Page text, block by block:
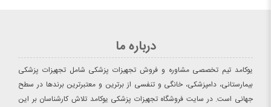
درباره ما
یوکامد تیم تخصصی مشاوره و فروش تجهیزات پزشکی شامل تجهیزات پزشکی
بیمارستانی، دامپزشکی، خانگی و تنفسی از برترین و معتبرترین برندها در سطح
جهانی است. در سایت فروشگاه تجهیزات پزشکی یوکامد تلاش کارشناسان بر این